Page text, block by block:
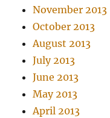
November 2013
October 2013
August 2013
July 2013
June 2013
May 2013
April 2013